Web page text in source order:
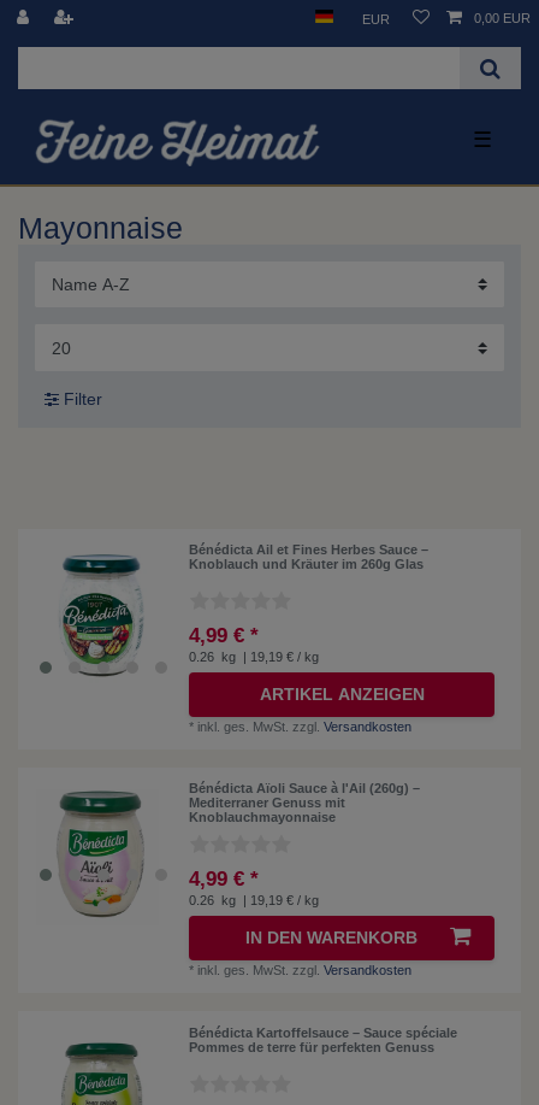
EUR 0,00 EUR
☰
Mayonnaise
Filter
Bénédicta Ail et Fines Herbes Sauce –
Knoblauch und Kräuter im 260g Glas
4,99 € *
0.26 kg | 19,19 € / kg
ARTIKEL ANZEIGEN
* inkl. ges. MwSt. zzgl.Versandkosten
Bénédicta Aïoli Sauce à l'Ail (260g) –
Mediterraner Genuss mit
Knoblauchmayonnaise
4,99 € *
0.26 kg | 19,19 € / kg
IN DEN WARENKORB
* inkl. ges. MwSt. zzgl.Versandkosten
Bénédicta Kartoffelsauce – Sauce spéciale
Pommes de terre für perfekten Genuss